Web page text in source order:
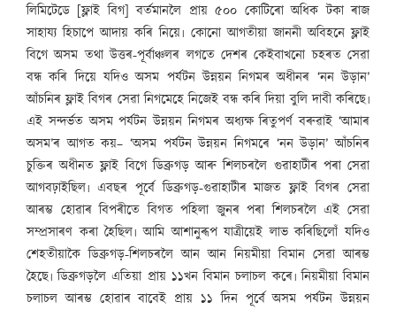
লিমিটেডে [ফ্লাই বিগ] বৰ্তমানলৈ প্ৰায় ৫০০ কোটিৰো অধিক টকা ৰাজ
সাহায্য হিচাপে আদায় কৰি নিয়ে৷ কোনো আগতীয়া জাননী অবিহনে ফ্লাই
বিগে অসম তথা উত্তৰ-পূৰ্বাঞ্চলৰ লগতে দেশৰ কেইবাখনো চহৰত সেৱা
বন্ধ কৰি দিয়ে যদিও অসম পৰ্যটন উন্নয়ন নিগমৰ অধীনৰ ‘নন উড়ান’
আঁচনিৰ ফ্লাই বিগৰ সেৱা নিগমেহে নিজেই বন্ধ কৰি দিয়া বুলি দাবী কৰিছে৷
এই সন্দৰ্ভত অসম পৰ্যটন উন্নয়ন নিগমৰ অধ্যক্ষ ৰিতুপৰ্ণ বৰুৱাই ‘আমাৰ
অসম’ৰ আগত কয়– ‘অসম পৰ্যটন উন্নয়ন নিগমৰে ‘নন উড়ান’ আঁচনিৰ
চুক্তিৰ অধীনত ফ্লাই বিগে ডিব্ৰুগড় আৰু শিলচৰলৈ গুৱাহাটীৰ পৰা সেৱা
আগবঢ়াইছিল৷ এবছৰ পূৰ্বে ডিব্ৰুগড়-গুৱাহাটীৰ মাজত ফ্লাই বিগৰ সেৱা
আৰম্ভ হোৱাৰ বিপৰীতে বিগত পহিলা জুনৰ পৰা শিলচৰলৈ এই সেৱা
সম্প্ৰসাৰণ কৰা হৈছিল৷ আমি আশানুৰূপ যাত্ৰীয়েই লাভ কৰিছিলোঁ যদিও
শেহতীয়াকৈ ডিব্ৰুগড়-শিলচৰলৈ আন আন নিয়মীয়া বিমান সেৱা আৰম্ভ
হৈছে৷ ডিব্ৰুগড়লৈ এতিয়া প্ৰায় ১১খন বিমান চলাচল কৰে৷ নিয়মীয়া বিমান
চলাচল আৰম্ভ হোৱাৰ বাবেই প্ৰায় ১১ দিন পূৰ্বে অসম পৰ্যটন উন্নয়ন